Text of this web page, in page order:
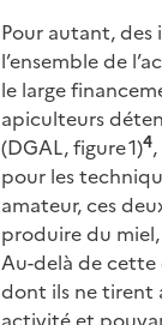
Pour autant,
l’ensemble de
le large
apiculteurs
(DGAL, figure 1)4
pour les
amateur, ces
produire du
Au-delà de cette
dont ils ne tirent